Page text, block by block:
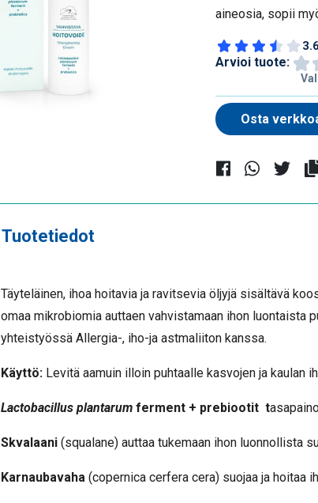
aineosia, sopii
Arvioi tuote:
Tuotetiedot
Täyteläinen, ihoa hoitavia ja ravitsevia öljyjä sisältävä
omaa mikrobiomia auttaen vahvistamaan ihon
yhteistyössä Allergia-, iho-ja astmaliiton kanssa.
Käyttö: Levitä aamuin illoin puhtaalle kasvojen ja kaulan
Lactobacillus plantarum ferment + prebiootit t
Skvalaani (squalane) auttaa tukemaan ihon luonnollista
Karnaubavaha (copernica cerfera cera) suojaa ja hoitaa